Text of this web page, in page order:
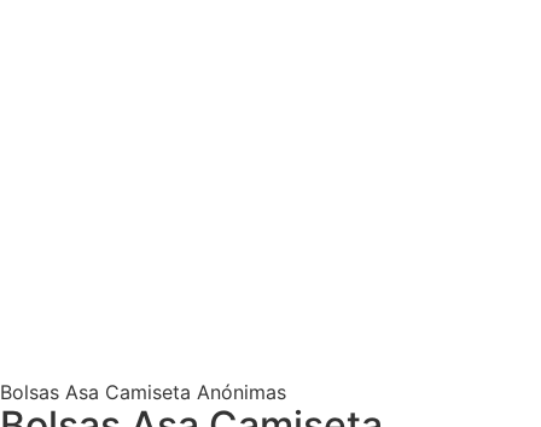
Bolsas Asa Camiseta Anónimas